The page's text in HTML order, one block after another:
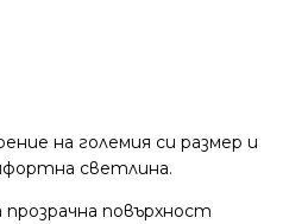
на големия си размер и
светлина.
повърхност